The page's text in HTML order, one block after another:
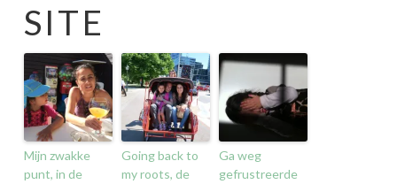
SITE
Mijn zwakke
punt, in de
Going back to
my roots, de
Ga weg
gefrustreerde